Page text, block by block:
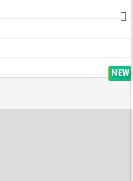
TOP
NEW
NEW
NEW